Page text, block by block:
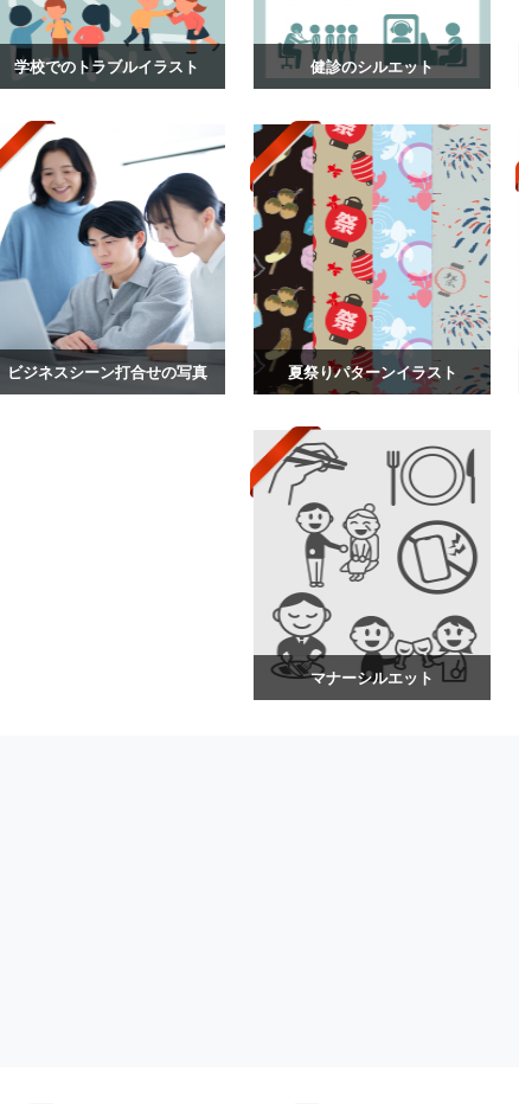
学校でのトラブルイラスト 健診のシルエット
ビジネスシーン打合せの写真 夏祭りパターンイラスト
マナーシルエット